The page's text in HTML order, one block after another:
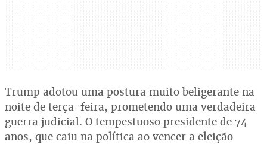
Trump adotou uma postura muito beligerante na
noite de terça-feira, prometendo uma verdadeira
guerra judicial. O tempestuoso presidente de 74
anos, que caiu na política ao vencer a eleição